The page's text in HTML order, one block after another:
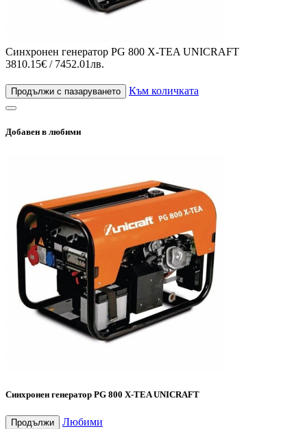
Синхронен генератор PG 800 X-TEA UNICRAFT
3810.15€ / 7452.01лв.
Продължи с пазаруването Към количката
Добавен в любими
Синхронен генератор PG 800 X-TEA UNICRAFT
Продължи Любими